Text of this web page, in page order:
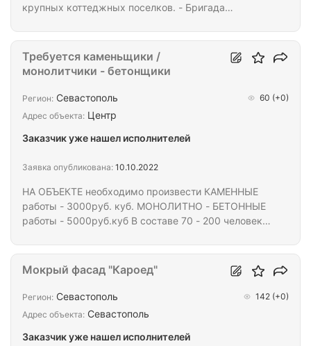
крупных коттеджных поселков. - Бригада
Бригада по благоустройству - Бригада
общестроительных работ - Плитка - Стяжка
(полусухая) Объемы от 1 000 м2 Возможен
вахтовый метод, предоставляем жилье,
предоставляем инструмент. ПРЕДОСТАВЛЯЕМ
ПАТЕНТ ПО СЕВАСТОПОЛЮ.
НА ОБЪЕКТЕ необходимо произвести КАМЕННЫЕ
работы - 3000руб. куб. МОНОЛИТНО - БЕТОННЫЕ
работы - 5000руб.куб В составе 70 - 200 человек.
договорная. объём работы - 6 000 000 м³
Требуется каменьщики /
монолитчики - бетонщики
Регион: Севастополь 60 (+0)
Адрес объекта: Центр
Заказчик уже нашел исполнителей
Заявка опубликована: 10.10.2022
Мокрый фасад "Кароед"
Регион: Севастополь 142 (+0)
Адрес объекта: Севастополь
Заказчик уже нашел исполнителей